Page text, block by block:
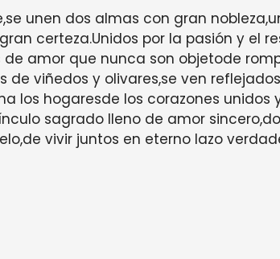
unen dos almas con gran
certeza.Unidos por la pasión y el
amor que nunca son objetode
de viñedos y olivares,se ven
los hogaresde los corazones unidos
sagrado lleno de amor
vivir juntos en eterno lazo